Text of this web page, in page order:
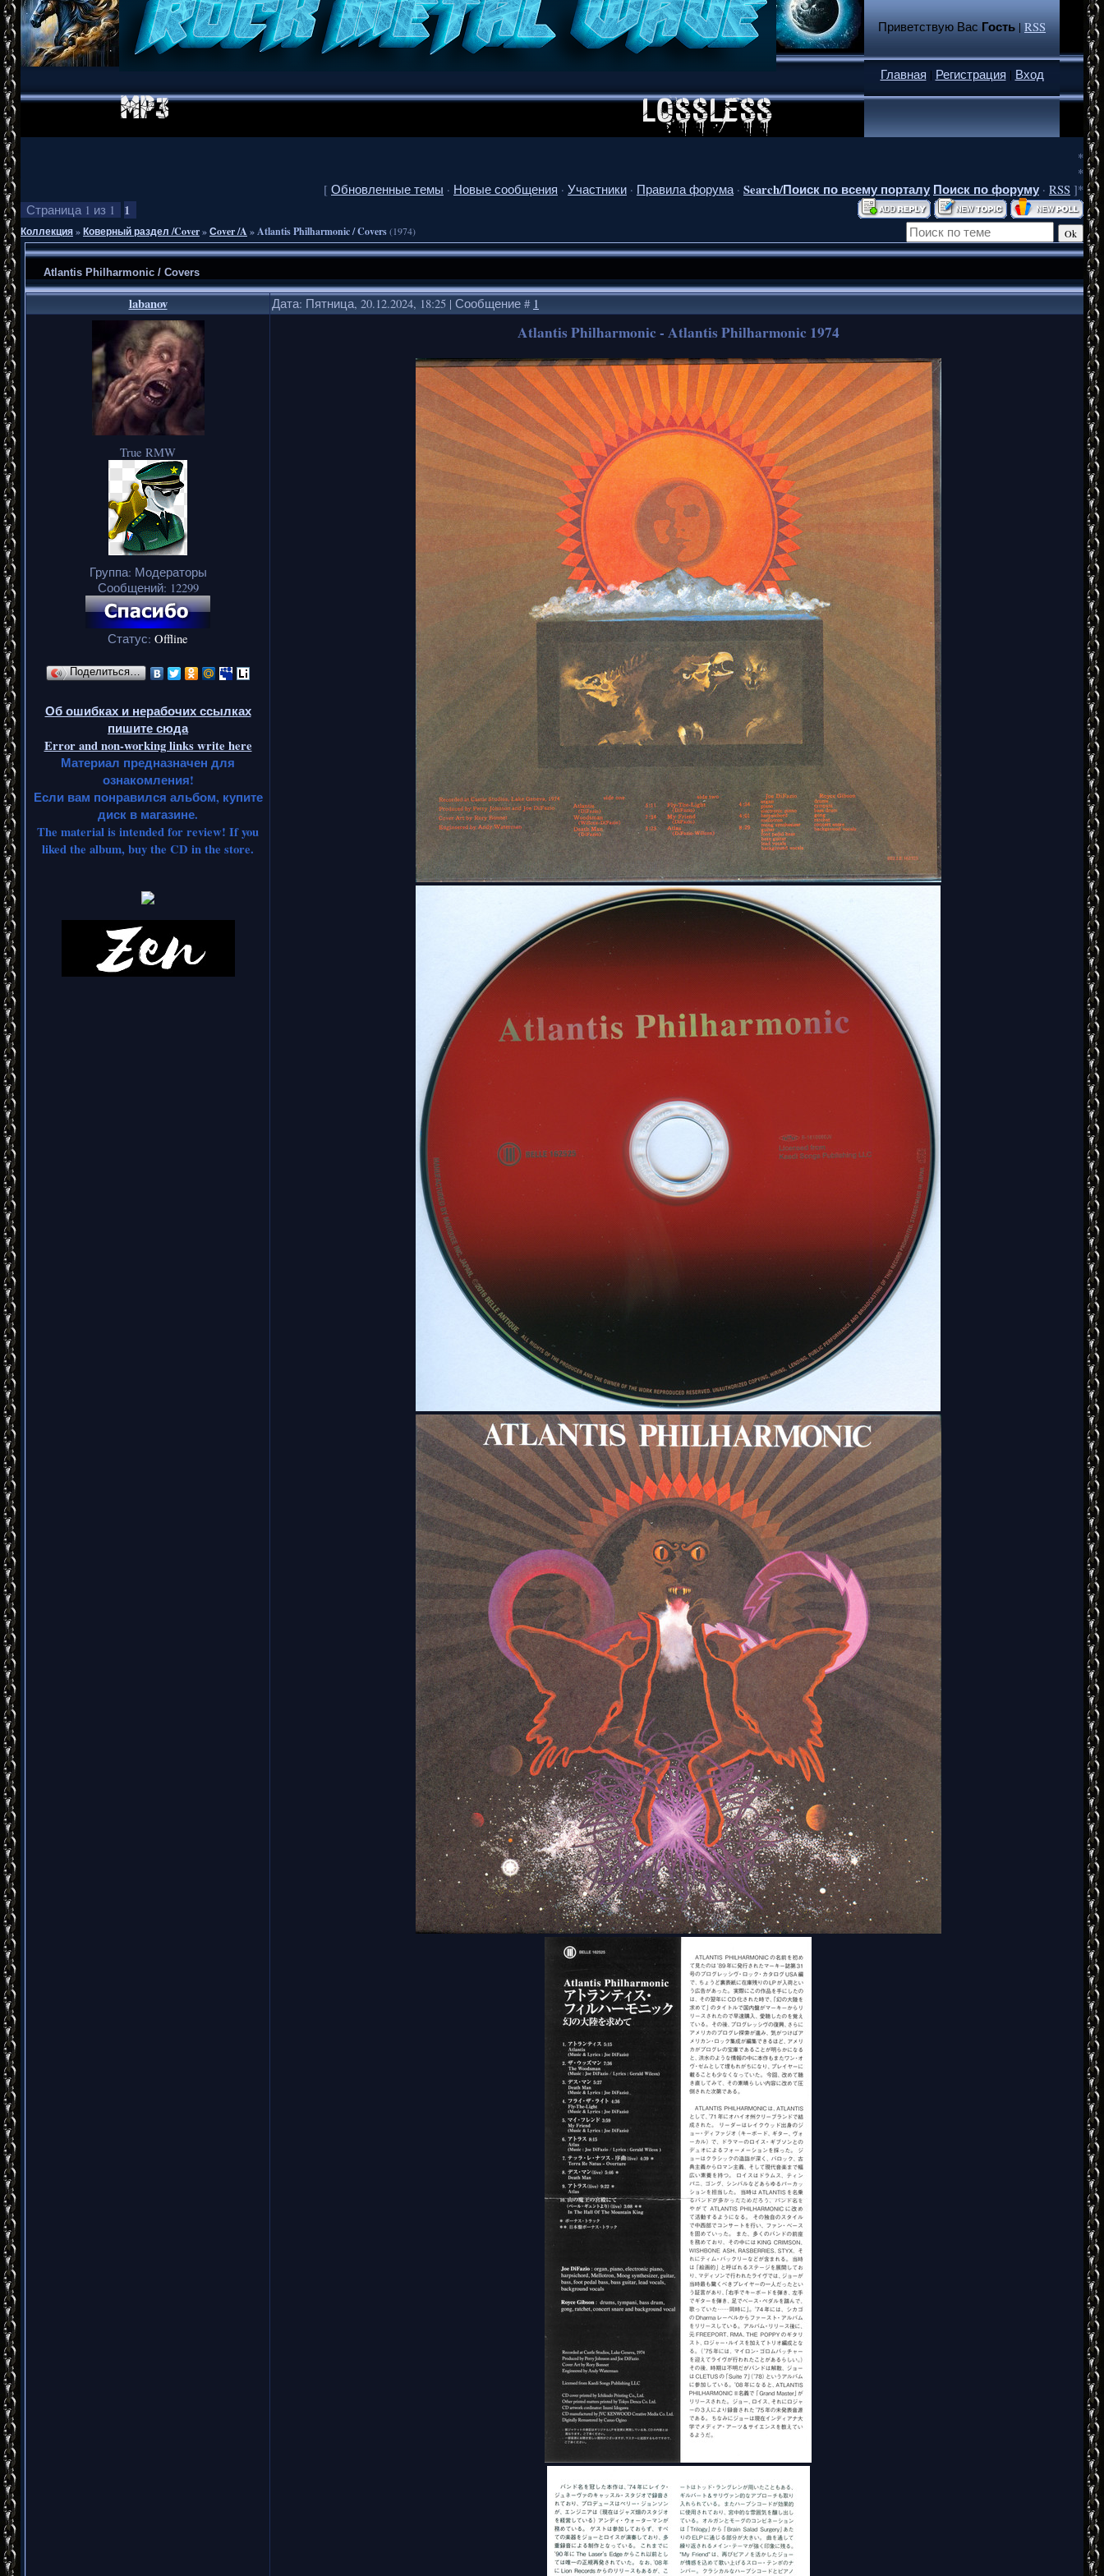
Приветствую Вас Гость|RSS
Главная | Регистрация | Вход
*
*
[ Обновленные темы · Новые сообщения · Участники · Правила форума · Search/Поиск по всему порталу Поиск по форуму · RSS ]*
Страница 1 из 1 1
Коллекция»Коверный раздел /Cover»Сover /A »Atlantis Philharmonic / Covers(1974)
Atlantis Philharmonic / Covers
labanov Дата: Пятница, 20.12.2024, 18:25 | Сообщение # 1
True RMW
Группа: Модераторы
Сообщений: 12299
Статус: Offline
Поделиться…
Об ошибках и нерабочих ссылках
пишите сюда
Error and non-working links write here
Материал предназначен для
ознакомления!
Если вам понравился альбом, купите
диск в магазине.
The material is intended for review! If you
liked the album, buy the CD in the store.
Atlantis Philharmonic - Atlantis Philharmonic 1974